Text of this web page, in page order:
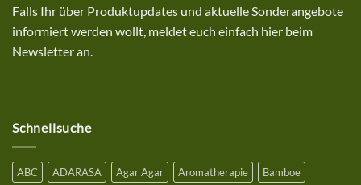
deinen
Einkauf
uns
mit
einem
Falls Ihr über Produktupdates und aktuelle Sonderangebote
informiert werden wollt, meldet euch einfach hier beim
Newsletter an.
Schnellsuche
ABC ADARASA Agar Agar Aromatherapie
Bamboe